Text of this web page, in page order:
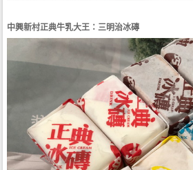
中興新村正典牛乳大王：三明治冰磚